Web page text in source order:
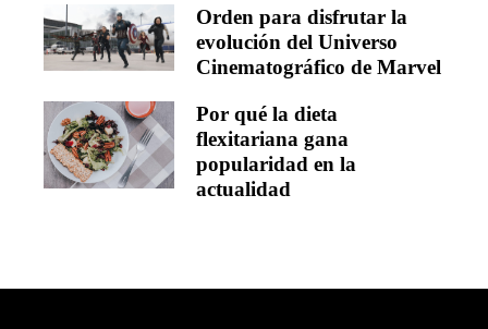
Orden para disfrutar la
evolución del Universo
Cinematográfico de Marvel
Por qué la dieta
flexitariana gana
popularidad en la
actualidad